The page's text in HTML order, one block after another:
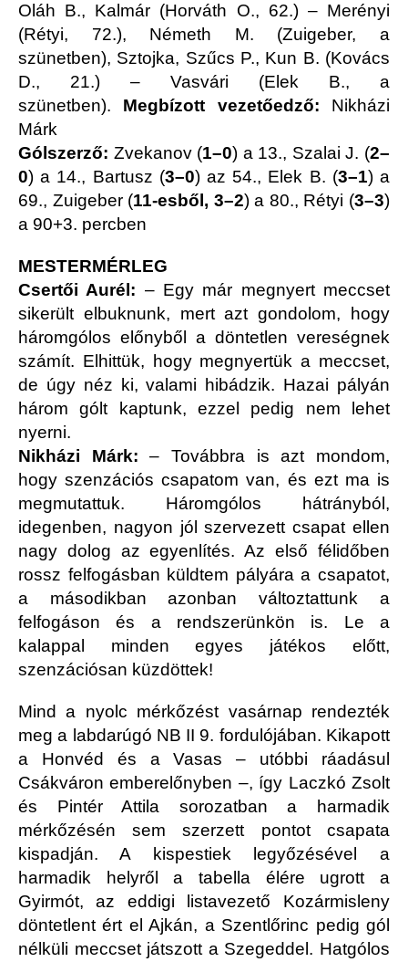
Oláh B., Kalmár (Horváth O., 62.) – Merényi
(Rétyi, 72.), Németh M. (Zuigeber, a
szünetben), Sztojka, Szűcs P., Kun B. (Kovács
D., 21.) – Vasvári (Elek B., a
szünetben). Megbízott vezetőedző: Nikházi
Márk
Gólszerző: Zvekanov (1–0) a 13., Szalai J. (2–
0) a 14., Bartusz (3–0) az 54., Elek B. (3–1) a
69., Zuigeber (11-esből, 3–2) a 80., Rétyi (3–3)
a 90+3. percben
MESTERMÉRLEG
Csertői Aurél: – Egy már megnyert meccset
sikerült elbuknunk, mert azt gondolom, hogy
háromgólos előnyből a döntetlen vereségnek
számít. Elhittük, hogy megnyertük a meccset,
de úgy néz ki, valami hibádzik. Hazai pályán
három gólt kaptunk, ezzel pedig nem lehet
nyerni.
Nikházi Márk:– Továbbra is azt mondom,
hogy szenzációs csapatom van, és ezt ma is
megmutattuk. Háromgólos hátrányból,
idegenben, nagyon jól szervezett csapat ellen
nagy dolog az egyenlítés. Az első félidőben
rossz felfogásban küldtem pályára a csapatot,
a másodikban azonban változtattunk a
felfogáson és a rendszerünkön is. Le a
kalappal minden egyes játékos előtt,
szenzációsan küzdöttek!
Mind a nyolc mérkőzést vasárnap rendezték
meg a labdarúgó NB II 9. fordulójában. Kikapott
a Honvéd és a Vasas – utóbbi ráadásul
Csákváron emberelőnyben –, így Laczkó Zsolt
és Pintér Attila sorozatban a harmadik
mérkőzésén sem szerzett pontot csapata
kispadján. A kispestiek legyőzésével a
harmadik helyről a tabella élére ugrott a
Gyirmót, az eddigi listavezető Kozármisleny
döntetlent ért el Ajkán, a Szentlőrinc pedig gól
nélküli meccset játszott a Szegeddel. Hatgólos